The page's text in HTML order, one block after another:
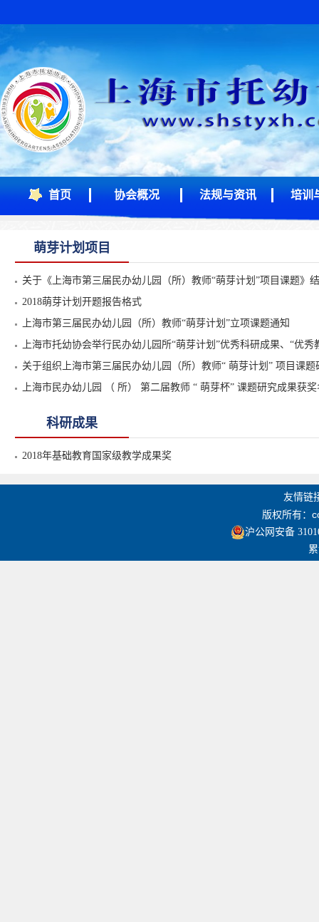
首页 协会概况 法规与资讯 培训
萌芽计划项目
关于《上海市第三届民办幼儿园（所）教师“萌芽计划”项目课题》
2018萌芽计划开题报告格式
上海市第三届民办幼儿园（所）教师“萌芽计划”立项课题通知
上海市托幼协会举行民办幼儿园所“萌芽计划”优秀科研成果、“优秀
关于组织上海市第三届民办幼儿园（所）教师“ 萌芽计划” 项目课
上海市民办幼儿园 （ 所） 第二届教师 “ 萌芽杯” 课题研究成果获
科研成果
2018年基础教育国家级教学成果奖
友情链
版权所有：
沪公网安备
累